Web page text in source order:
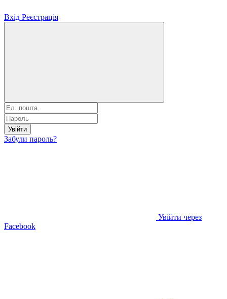
Вхід Реєстрація
Увійти
Забули пароль?
Увійти через
Facebook